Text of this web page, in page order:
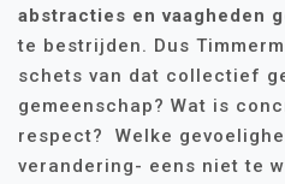
abstracties en vaagheden
te bestrijden. Dus
schets van dat collectief
gemeenschap? Wat is
respect? Welke
verandering- eens niet te